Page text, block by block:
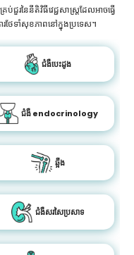
រនៃនីតិវិធីវេជ្ជសាស្រ្តដែលអាចធ្វើ
ែទាំសុខភាពនៅក្នុងប្រទេស។
ជំងឺបេះដូង
ជំងឺ endocrinology
ឆ្អឹង
ជំងឺសរសៃប្រសាទ